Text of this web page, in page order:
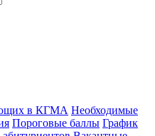
в КГМА Необходимые
Пороговые баллы График